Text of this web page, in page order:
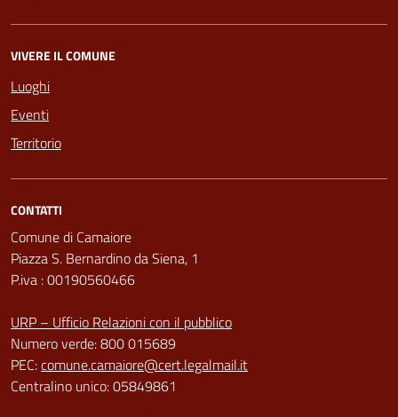
VIVERE IL COMUNE
Luoghi
Eventi
Territorio
CONTATTI
Comune di Camaiore
Piazza S. Bernardino da Siena, 1
P.iva : 00190560466
URP – Ufficio Relazioni con il pubblico
Numero verde: 800 015689
PEC:comune.camaiore@cert.legalmail.it
Centralino unico: 05849861